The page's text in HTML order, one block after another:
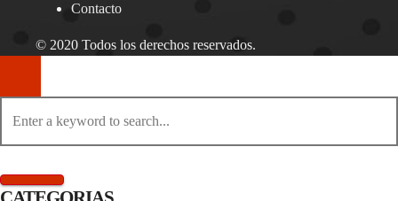
Contacto
© 2020 Todos los derechos reservados.